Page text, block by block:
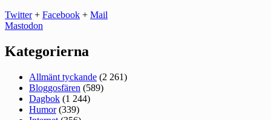
Twitter+ Facebook + Mail
Mastodon
Kategorierna
Allmänt tyckande (2 261)
Bloggosfären (589)
Dagbok (1 244)
Humor(339)